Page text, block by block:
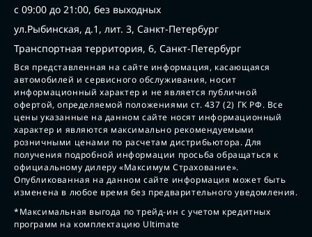
с 09:00 до 21:00, без выходных
ул.Рыбинская, д.1, лит. 3, Санкт-Петербург
Транспортная территория, 6, Санкт-Петербург
Вся представленная на сайте информация, касающаяся
автомобилей и сервисного обслуживания, носит
информационный характер и не является публичной
офертой, определяемой положениями ст. 437 (2) ГК РФ. Все
цены указанные на данном сайте носят информационный
характер и являются максимально рекомендуемыми
розничными ценами по расчетам дистрибьютора. Для
получения подробной информации просьба обращаться к
официальному дилеру «Максимум Страхование».
Опубликованная на данном сайте информация может быть
изменена в любое время без предварительного уведомления.
*Максимальная выгода по трейд-ин с учетом кредитных
программ на комплектацию Ultimate